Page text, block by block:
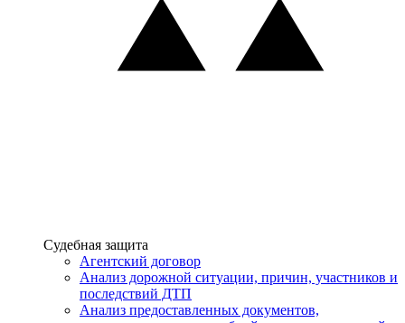
Услуги
Судебная защита
Агентский договор
Анализ дорожной ситуации, причин, участников и
последствий ДТП
Анализ предоставленных документов,